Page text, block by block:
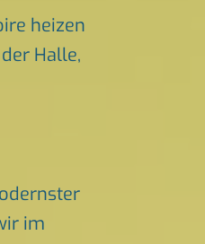
heizen
Halle,
im